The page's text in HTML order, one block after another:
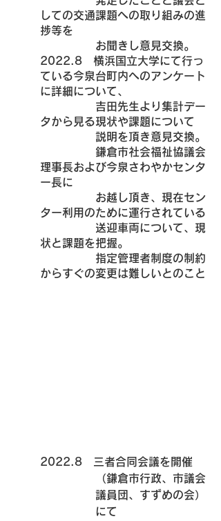
しての交通課題への取り組みの進
捗等を
お聞きし意見交換。
2022.8　横浜国立大学にて行っ
ている今泉台町内へのアンケート
に詳細について、
吉田先生より集計デー
タから見る現状や課題について
説明を頂き意見交換。
鎌倉市社会福祉協議会
理事長および今泉さわやかセンタ
ー長に
お越し頂き、現在セン
ター利用のために運行されている
送迎車両について、現
状と課題を把握。
指定管理者制度の制約
からすぐの変更は難しいとのこと
2022.8　三者合同会議を開催
（鎌倉市行政、市議会
議員団、すずめの会）
にて